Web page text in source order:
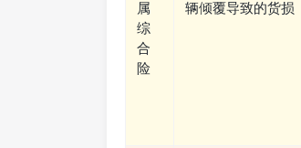
属
综
合
险
辆倾覆导致的货损